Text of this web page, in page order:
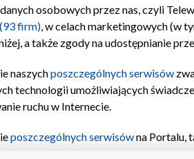
osobowych przez nas, czyli
firm), w celach marketingowych (w
a także zgody na udostępnianie
naszychposzczególnych serwisów
technologii umożliwiających
ruchu w Internecie.
poszczególnych serwisówna Portalu,